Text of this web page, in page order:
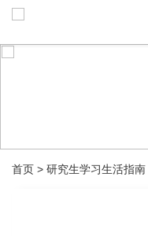
首页 > 研究生学习生活指南